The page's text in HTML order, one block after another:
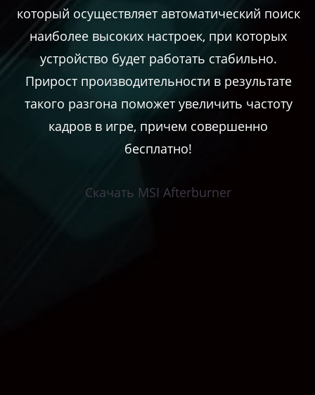
который осуществляет автоматический поиск
наиболее высоких настроек, при которых
устройство будет работать стабильно.
Прирост производительности в результате
такого разгона поможет увеличить частоту
кадров в игре, причем совершенно
бесплатно!
Скачать MSI Afterburner